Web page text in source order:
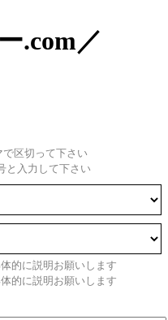
.com／
区切って下さい
と入力して下さい
的に説明お願いします
的に説明お願いします